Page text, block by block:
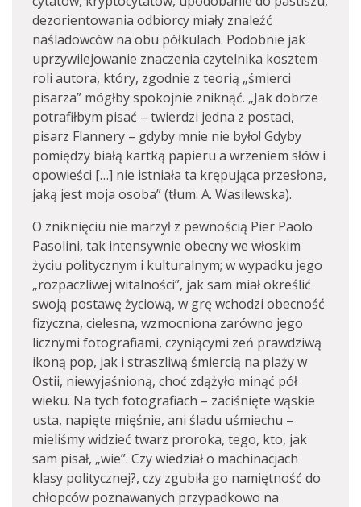
dezorientowania odbiorcy miały znaleźć
naśladowców na obu półkulach. Podobnie jak
uprzywilejowanie znaczenia czytelnika kosztem
roli autora, który, zgodnie z teorią „śmierci
pisarza” mógłby spokojnie zniknąć. „Jak dobrze
potrafiłbym pisać – twierdzi jedna z postaci,
pisarz Flannery – gdyby mnie nie było! Gdyby
pomiędzy białą kartką papieru a wrzeniem słów i
opowieści […] nie istniała ta krępująca przesłona,
jaką jest moja osoba” (tłum. A. Wasilewska).
O zniknięciu nie marzył z pewnością Pier Paolo
Pasolini, tak intensywnie obecny we włoskim
życiu politycznym i kulturalnym; w wypadku jego
„rozpaczliwej witalności”, jak sam miał określić
swoją postawę życiową, w grę wchodzi obecność
fizyczna, cielesna, wzmocniona zarówno jego
licznymi fotografiami, czyniącymi zeń prawdziwą
ikoną pop, jak i straszliwą śmiercią na plaży w
Ostii, niewyjaśnioną, choć zdążyło minąć pół
wieku. Na tych fotografiach – zaciśnięte wąskie
usta, napięte mięśnie, ani śladu uśmiechu –
mieliśmy widzieć twarz proroka, tego, kto, jak
sam pisał, „wie”. Czy wiedział o machinacjach
klasy politycznej?, czy zgubiła go namiętność do
chłopców poznawanych przypadkowo na